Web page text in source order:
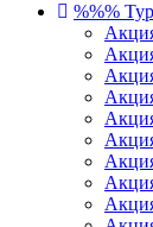
%%%